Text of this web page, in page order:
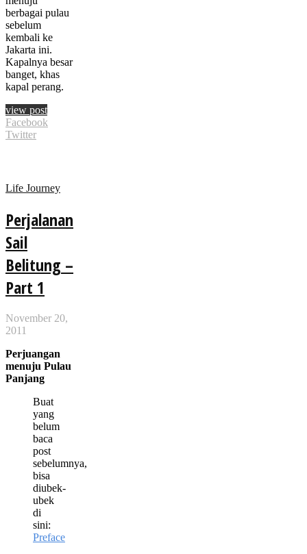
berbagai pulau
sebelum
kembali ke
Jakarta ini.
Kapalnya besar
banget, khas
kapal perang.
view post
Facebook
Twitter
Life Journey
Perjalanan
Sail
Belitung –
Part 1
November 20,
2011
Perjuangan
menuju Pulau
Panjang
Buat
yang
belum
baca
post
sebelumnya,
bisa
diubek-
ubek
di
sini:
Preface